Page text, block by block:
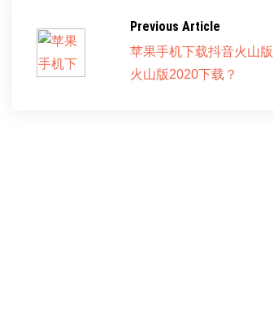
Previous Article
苹果手机下载抖音火山
火山版2020下载？